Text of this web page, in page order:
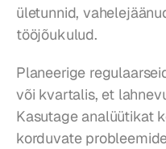
ületunnid,
tööjõukulud.
Planeerige
või kvartalis, et
Kasutage analüütikat
korduvate